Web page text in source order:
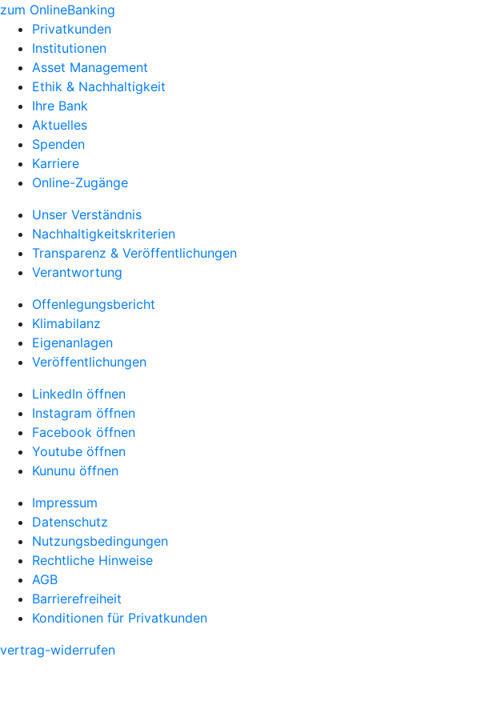
zum OnlineBanking
Privatkunden
Institutionen
Asset Management
Ethik & Nachhaltigkeit
Ihre Bank
Aktuelles
Spenden
Karriere
Online-Zugänge
Unser Verständnis
Nachhaltigkeitskriterien
Transparenz & Veröffentlichungen
Verantwortung
Offenlegungsbericht
Klimabilanz
Eigenanlagen
Veröffentlichungen
LinkedIn öffnen
Instagram öffnen
Facebook öffnen
Youtube öffnen
Kununu öffnen
Impressum
Datenschutz
Nutzungsbedingungen
Rechtliche Hinweise
AGB
Barrierefreiheit
Konditionen für Privatkunden
vertrag-widerrufen